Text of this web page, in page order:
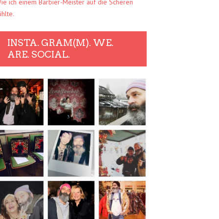
ich einem Barbier-Meister auf die Scheren
INSTA. GRAM(M). WE.
ARE. SOCIAL.